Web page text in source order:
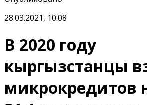
28.03.2021, 10:08
В 2020 году
кыргызстанцы
микрокредитов